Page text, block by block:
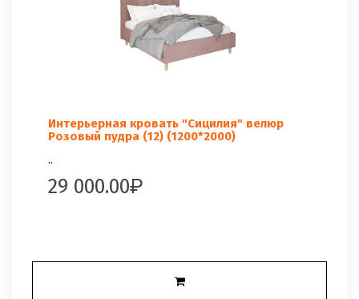
Интерьерная кровать "Сицилия" велюр
Розовый пудра (12) (1200*2000)
..
29 000.00